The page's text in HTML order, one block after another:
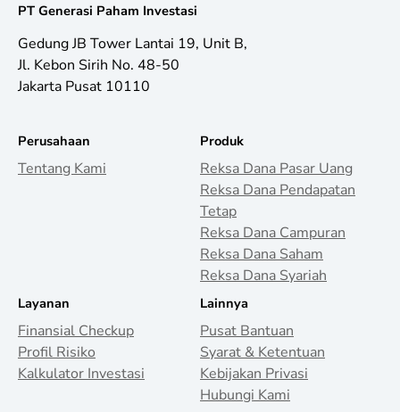
PT Generasi Paham Investasi
Gedung JB Tower Lantai 19, Unit B,
Jl. Kebon Sirih No. 48-50
Jakarta Pusat 10110
Perusahaan
Tentang Kami
Produk
Reksa Dana Pasar Uang
Reksa Dana Pendapatan
Tetap
Reksa Dana Campuran
Reksa Dana Saham
Reksa Dana Syariah
Layanan
Finansial Checkup
Profil Risiko
Kalkulator Investasi
Lainnya
Pusat Bantuan
Syarat & Ketentuan
Kebijakan Privasi
Hubungi Kami